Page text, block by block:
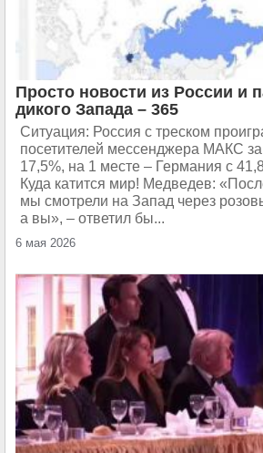
Просто новости из России и
дикого Запада – 365
Ситуация: Россия с треском
посетителей мессенджера МАКС
17,5%, на 1 месте – Германия с
Куда катится мир! Медведев:
мы смотрели на Запад через
а вы», – ответил бы...
6 мая 2026